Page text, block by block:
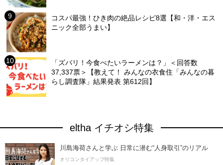
コスパ最強！ひき肉の絶品レシピ8選【和・洋・エス
ニック全部うまい】
「ズバリ！今食べたいラーメンは？」＜回答数
37,337票＞【教えて！ みんなの衣食住「みんなの暮
らし調査隊」結果発表 第612回】
eltha イチオシ特集
川島海荷さんと学ぶ 日常に潜む“人身取引”のリアル
オリコンタイアップ特集